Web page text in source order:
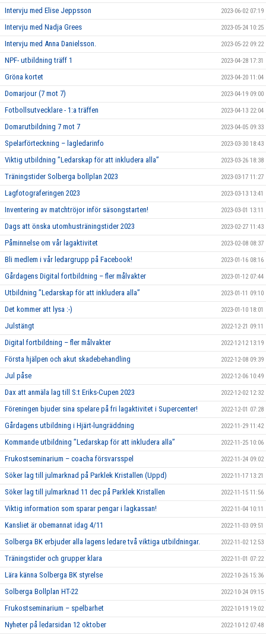
Intervju med Elise Jeppsson 2023-06-02 07:19
Intervju med Nadja Grees 2023-05-24 10:25
Intervju med Anna Danielsson. 2023-05-22 09:22
NPF- utbildning träff 1 2023-04-28 17:31
Gröna kortet 2023-04-20 11:04
Domarjour (7 mot 7) 2023-04-19 09:00
Fotbollsutvecklare - 1:a träffen 2023-04-13 22:04
Domarutbildning 7 mot 7 2023-04-05 09:33
Spelarförteckning – lagledarinfo 2023-03-30 18:43
Viktig utbildning ”Ledarskap för att inkludera alla” 2023-03-26 18:38
Träningstider Solberga bollplan 2023 2023-03-17 11:27
Lagfotograferingen 2023 2023-03-13 13:41
Inventering av matchtröjor inför säsongstarten! 2023-03-01 13:11
Dags att önska utomhusträningstider 2023 2023-02-27 11:43
Påminnelse om vår lagaktivitet 2023-02-08 08:37
Bli medlem i vår ledargrupp på Facebook! 2023-01-16 08:16
Gårdagens Digital fortbildning – fler målvakter 2023-01-12 07:44
Utbildning ”Ledarskap för att inkludera alla” 2023-01-11 09:10
Det kommer att lysa :-) 2023-01-10 18:01
Julstängt 2022-12-21 09:11
Digital fortbildning – fler målvakter 2022-12-12 13:19
Första hjälpen och akut skadebehandling 2022-12-08 09:39
Jul påse 2022-12-06 10:49
Dax att anmäla lag till S:t Eriks-Cupen 2023 2022-12-02 12:32
Föreningen bjuder sina spelare på fri lagaktivitet i Supercenter! 2022-12-01 07:28
Gårdagens utbildning i Hjärt-lungräddning 2022-11-29 11:42
Kommande utbildning ”Ledarskap för att inkludera alla” 2022-11-25 10:06
Frukostseminarium – coacha försvarsspel 2022-11-24 09:02
Söker lag till julmarknad på Parklek Kristallen (Uppd) 2022-11-17 13:21
Söker lag till julmarknad 11 dec på Parklek Kristallen 2022-11-15 11:56
Viktig information som sparar pengar i lagkassan! 2022-11-04 10:11
Kansliet är obemannat idag 4/11 2022-11-03 09:51
Solberga BK erbjuder alla lagens ledare två viktiga utbildningar. 2022-11-02 12:53
Träningstider och grupper klara 2022-11-01 07:22
Lära känna Solberga BK styrelse 2022-10-26 15:36
Solberga Bollplan HT-22 2022-10-24 09:15
Frukostseminarium – spelbarhet 2022-10-19 19:02
Nyheter på ledarsidan 12 oktober 2022-10-12 07:48